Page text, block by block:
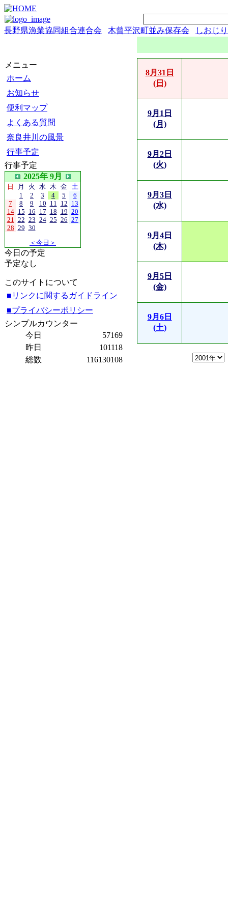
長野県漁業協同組合連合会 木曾平沢町並み保存会 しおじ
メニュー
ホーム
お知らせ
便利マップ
よくある質問
奈良井川の風景
行事予定
行事予定
2025年 9月
日 月 火 水 木 金 土
1
2 3 4 5
6
7
8 9 10 11 12 13
14 15 16 17 18 19 20
21 22 23 24 25 26 27
28 29 30
＜今日＞
今日の予定
予定なし
このサイトについて
■リンクに関するガイドライン
■プライバシーポリシー
シンプルカウンター
今日
57169
昨日
101118
総数
116130108
8月31日
(日)
9月1日
(月)
9月2日
(火)
9月3日
(水)
9月4日
(木)
9月5日
(金)
9月6日
(土)